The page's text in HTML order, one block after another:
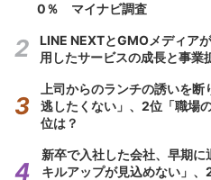
0％ マイナビ調査
LINE NEXTとGMOメディア
用したサービスの成長と事業
上司からのランチの誘いを
逃したくない」、2位「職場
位は？
新卒で入社した会社、早期
キルアップが見込めない」